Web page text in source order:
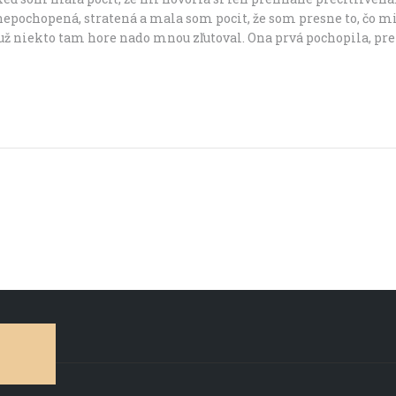
stratená a mala som pocit, že som presne to, čo
niekto tam hore nado mnou zľutoval. Ona prvá pochopila,